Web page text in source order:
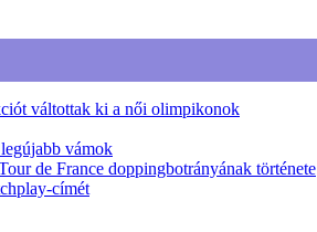
váltottak ki a női olimpikonok
vámok
de France doppingbotrányának története
címét